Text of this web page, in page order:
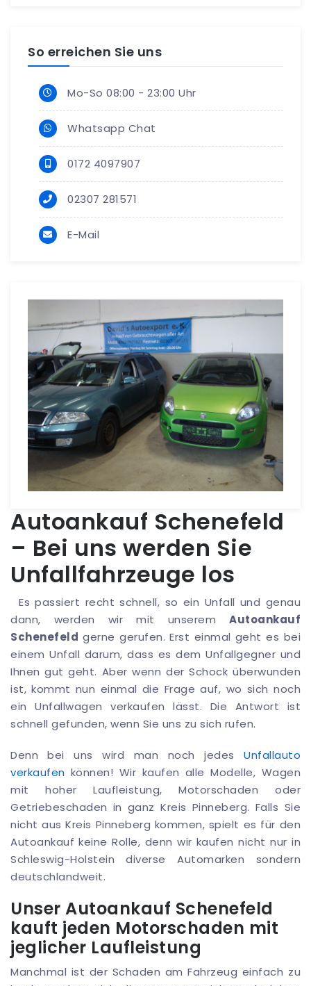
So erreichen Sie uns
Mo-So 08:00 - 23:00 Uhr
Whatsapp Chat
0172 4097907
02307 281571
E-Mail
Autoankauf Schenefeld
– Bei uns werden Sie
Unfallfahrzeuge los
Es passiert recht schnell, so ein Unfall und genau
dann, werden wir mit unserem Autoankauf
Schenefeld gerne gerufen. Erst einmal geht es bei
einem Unfall darum, dass es dem Unfallgegner und
Ihnen gut geht. Aber wenn der Schock überwunden
ist, kommt nun einmal die Frage auf, wo sich noch
ein Unfallwagen verkaufen lässt. Die Antwort ist
schnell gefunden, wenn Sie uns zu sich rufen.
Denn bei uns wird man noch jedes Unfallauto
verkaufen können! Wir kaufen alle Modelle, Wagen
mit hoher Laufleistung, Motorschaden oder
Getriebeschaden in ganz Kreis Pinneberg. Falls Sie
nicht aus Kreis Pinneberg kommen, spielt es für den
Autoankauf keine Rolle, denn wir kaufen nicht nur in
Schleswig-Holstein diverse Automarken sondern
deutschlandweit.
Unser Autoankauf Schenefeld
kauft jeden Motorschaden mit
jeglicher Laufleistung
Manchmal ist der Schaden am Fahrzeug einfach zu